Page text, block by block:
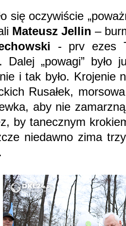
się oczywiście
Mateusz Jellin –
- prv ezes
Dalej „powagi”
i tak było. Krojenie
Rusałek,
aby nie
by tanecznym
niedawno zima